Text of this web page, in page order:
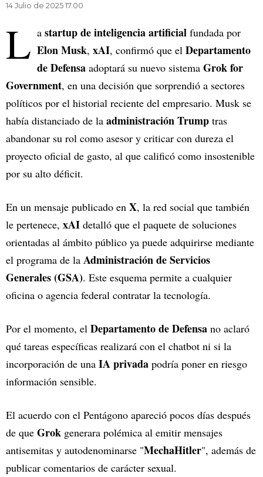
14 Julio de 2025 17.00
L a startup de inteligencia artificial fundada por
Elon Musk, xAI, confirmó que el Departamento
de Defensa adoptará su nuevo sistema Grok for
Government, en una decisión que sorprendió a sectores
políticos por el historial reciente del empresario. Musk se
había distanciado de la administración Trump tras
abandonar su rol como asesor y criticar con dureza el
proyecto oficial de gasto, al que calificó como insostenible
por su alto déficit.
En un mensaje publicado en X, la red social que también
le pertenece, xAI detalló que el paquete de soluciones
orientadas al ámbito público ya puede adquirirse mediante
el programa de la Administración de Servicios
Generales (GSA). Este esquema permite a cualquier
oficina o agencia federal contratar la tecnología.
Por el momento, el Departamento de Defensa no aclaró
qué tareas específicas realizará con el chatbot ni si la
incorporación de una IA privada podría poner en riesgo
información sensible.
El acuerdo con el Pentágono apareció pocos días después
de que Grok generara polémica al emitir mensajes
antisemitas y autodenominarse "MechaHitler", además de
publicar comentarios de carácter sexual.